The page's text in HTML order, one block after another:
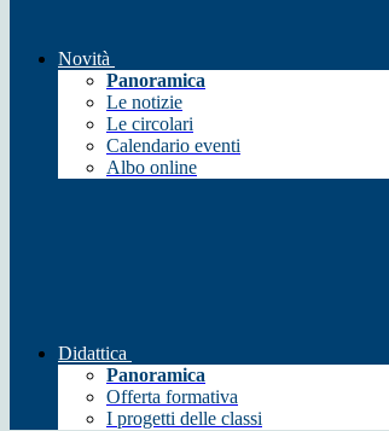
Novità
Panoramica
Le notizie
Le circolari
Calendario eventi
Albo online
Didattica
Panoramica
Offerta formativa
I progetti delle classi